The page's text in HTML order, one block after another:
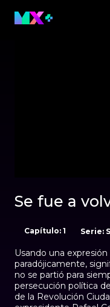
Se fue a
Capítulo: 1 Serie:
Usando una
paradójicamente,
no se partió para
persecución política
de la Revolución